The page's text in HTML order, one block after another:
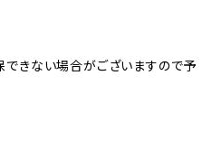
きない場合がございますので予